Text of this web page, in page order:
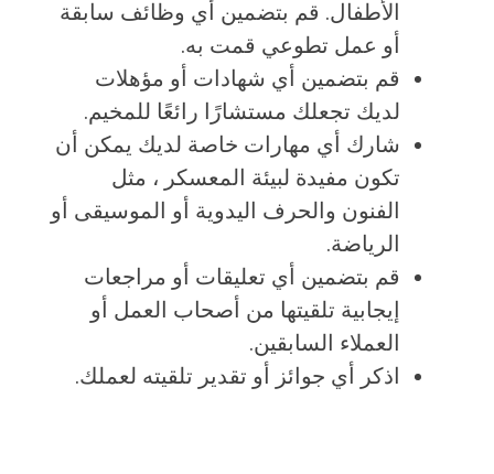
الأطفال. قم بتضمين أي وظائف سابقة
أو عمل تطوعي قمت به.
قم بتضمين أي شهادات أو مؤهلات
لديك تجعلك مستشارًا رائعًا للمخيم.
شارك أي مهارات خاصة لديك يمكن أن
تكون مفيدة لبيئة المعسكر ، مثل
الفنون والحرف اليدوية أو الموسيقى أو
الرياضة.
قم بتضمين أي تعليقات أو مراجعات
إيجابية تلقيتها من أصحاب العمل أو
العملاء السابقين.
اذكر أي جوائز أو تقدير تلقيته لعملك.